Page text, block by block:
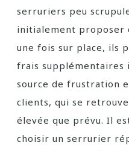
serruriers peu
initialement proposer
une fois sur place, ils
frais supplémentaires
source de frustration
clients, qui se
élevée que prévu. Il
choisir un serrurier